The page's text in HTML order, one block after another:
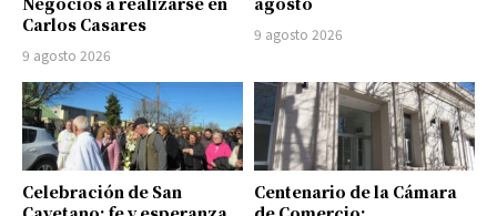
Carlos Casares
9 agosto 2026
9 agosto 2026
Celebración de San
Centenario de la Cámara